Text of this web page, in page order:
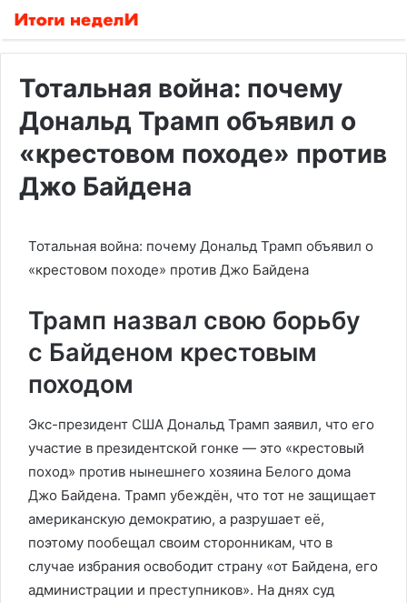
Тотальная война: почему
Дональд Трамп объявил о
«крестовом походе» против
Джо Байдена
Тотальная война: почему Дональд Трамп объявил о
«крестовом походе» против Джо Байдена
Трамп назвал свою борьбу
с Байденом крестовым
походом
Экс-президент США Дональд Трамп заявил, что его
участие в президентской гонке — это «крестовый
поход» против нынешнего хозяина Белого дома
Джо Байдена. Трамп убеждён, что тот не защищает
американскую демократию, а разрушает её,
поэтому пообещал своим сторонникам, что в
случае избрания освободит страну «от Байдена, его
администрации и преступников». На днях суд